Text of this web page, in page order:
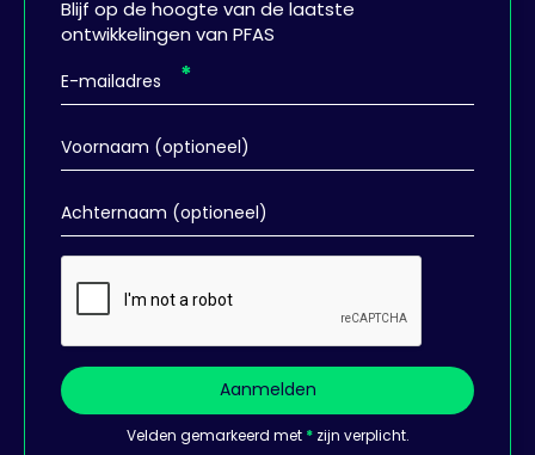
Blijf op de hoogte van de laatste
ontwikkelingen van PFAS
Aanmelden
Velden gemarkeerd met *zijn verplicht.